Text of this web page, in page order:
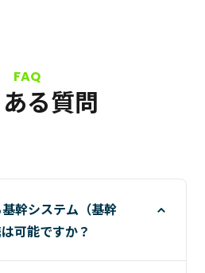
る質問
幹システム（基幹
可能ですか？